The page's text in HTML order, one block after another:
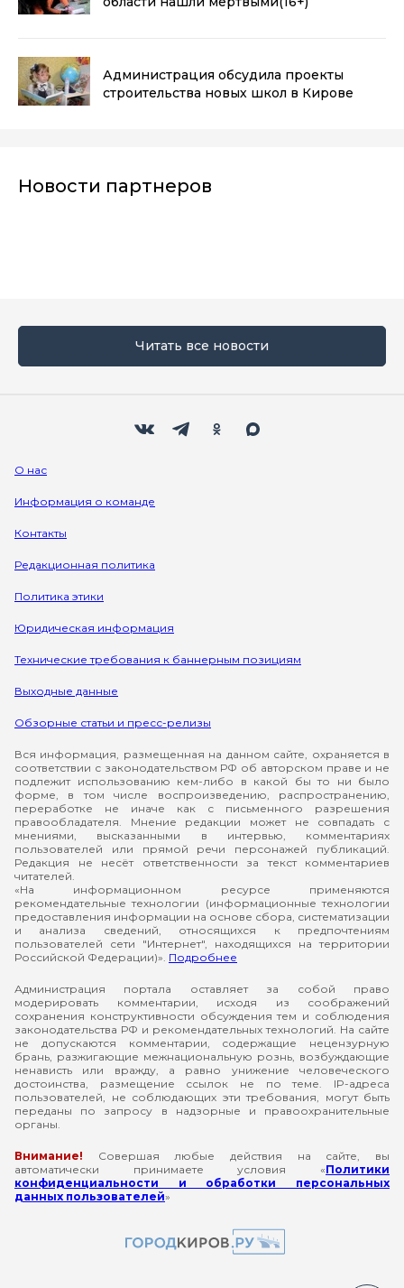
Администрация обсудила проекты
строительства новых школ в Кирове
Новости партнеров
Читать все новости
О нас
Информация о команде
Контакты
Редакционная политика
Политика этики
Юридическая информация
Технические требования к баннерным позициям
Выходные данные
Обзорные статьи и пресс-релизы
Вся информация, размещенная на данном сайте, охраняется в
соответствии с законодательством РФ об авторском праве и не
подлежит использованию кем-либо в какой бы то ни было
форме, в том числе воспроизведению, распространению,
переработке не иначе как с письменного разрешения
правообладателя. Мнение редакции может не совпадать с
мнениями, высказанными в интервью, комментариях
пользователей или прямой речи персонажей публикаций.
Редакция не несёт ответственности за текст комментариев
читателей.
«На информационном ресурсе применяются
рекомендательные технологии (информационные технологии
предоставления информации на основе сбора, систематизации
и анализа сведений, относящихся к предпочтениям
пользователей сети "Интернет", находящихся на территории
Российской Федерации)». Подробнее
Администрация портала оставляет за собой право
модерировать комментарии, исходя из соображений
сохранения конструктивности обсуждения тем и соблюдения
законодательства РФ и рекомендательных технологий. На сайте
не допускаются комментарии, содержащие нецензурную
брань, разжигающие межнациональную рознь, возбуждающие
ненависть или вражду, а равно унижение человеческого
достоинства, размещение ссылок не по теме. IP-адреса
пользователей, не соблюдающих эти требования, могут быть
переданы по запросу в надзорные и правоохранительные
органы.
Внимание! Совершая любые действия на сайте, вы
автоматически принимаете условия «Политики
конфиденциальности и обработки персональных
данных пользователей»